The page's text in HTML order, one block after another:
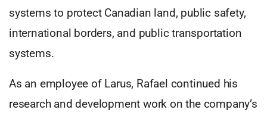
systems to protect Canadian land, public safety,
international borders, and public transportation
systems.
As an employee of Larus, Rafael continued his
research and development work on the company’s